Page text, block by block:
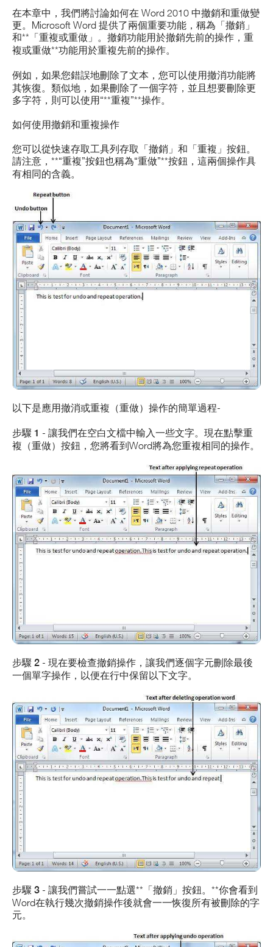
在本章中，我們將討論如何在 Word 2010 中撤銷和重做變
更。Microsoft Word 提供了兩個重要功能，稱為「撤銷」
和**「重複或重做 」 。撤銷功能用於撤銷先前的操作， 重
複或重做**功能用於重複先前的操作。
例如，如果您錯誤地刪除了文本，您可以使用撤消功能將
其恢復。類似地，如果刪除了一個字符，並且想要刪除更
多字符，則可以使用“**重複”**操作。
如何使用撤銷和重複操作
您可以從快速存取工具列存取「撤銷」和「重複」按鈕。
請注意，**“重複”按鈕也稱為“重做”**按鈕，這兩個操作具
有相同的含義。
以下是應用撤消或重複 （重做）操作的簡單過程-
步驟 1 - 讓我們在空白文檔中輸入一些文字。現在點擊重
複 （重做）按鈕，您將看到Word將為您重複相同的操作。
步驟 2 - 現在要檢查撤銷操作，讓我們逐個字元刪除最後
一個單字操作 ，以便在行中保留以下文字。
步驟 3 - 讓我們嘗試一一點選**「撤銷」按鈕。**你會看到
Word在執行幾次撤銷操作後就會一一恢復所有被刪除的字
元。